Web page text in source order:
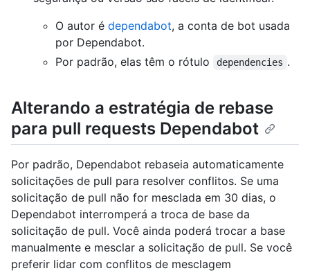
O autor é dependabot, a conta de bot usada
por Dependabot.
Por padrão, elas têm o rótulo
dependencies .
Alterando a estratégia de rebase
para pull requests Dependabot
Por padrão, Dependabot rebaseia automaticamente
solicitações de pull para resolver conflitos. Se uma
solicitação de pull não for mesclada em 30 dias, o
Dependabot interromperá a troca de base da
solicitação de pull. Você ainda poderá trocar a base
manualmente e mesclar a solicitação de pull. Se você
preferir lidar com conflitos de mesclagem